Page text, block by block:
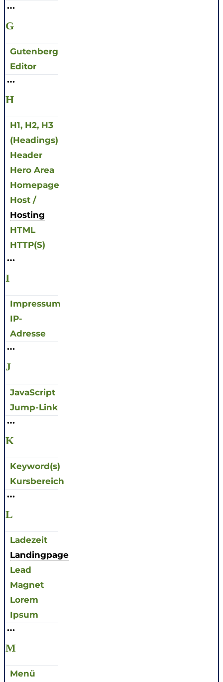
G
Gutenberg
Editor
H
H1, H2, H3
(Headings)
Header
Hero Area
Homepage
Host /
Hosting
HTML
HTTP(S)
I
Impressum
IP-
Adresse
J
JavaScript
Jump-Link
K
Keyword(s)
Kursbereich
L
Ladezeit
Landingpage
Lead
Magnet
Lorem
Ipsum
M
Menü